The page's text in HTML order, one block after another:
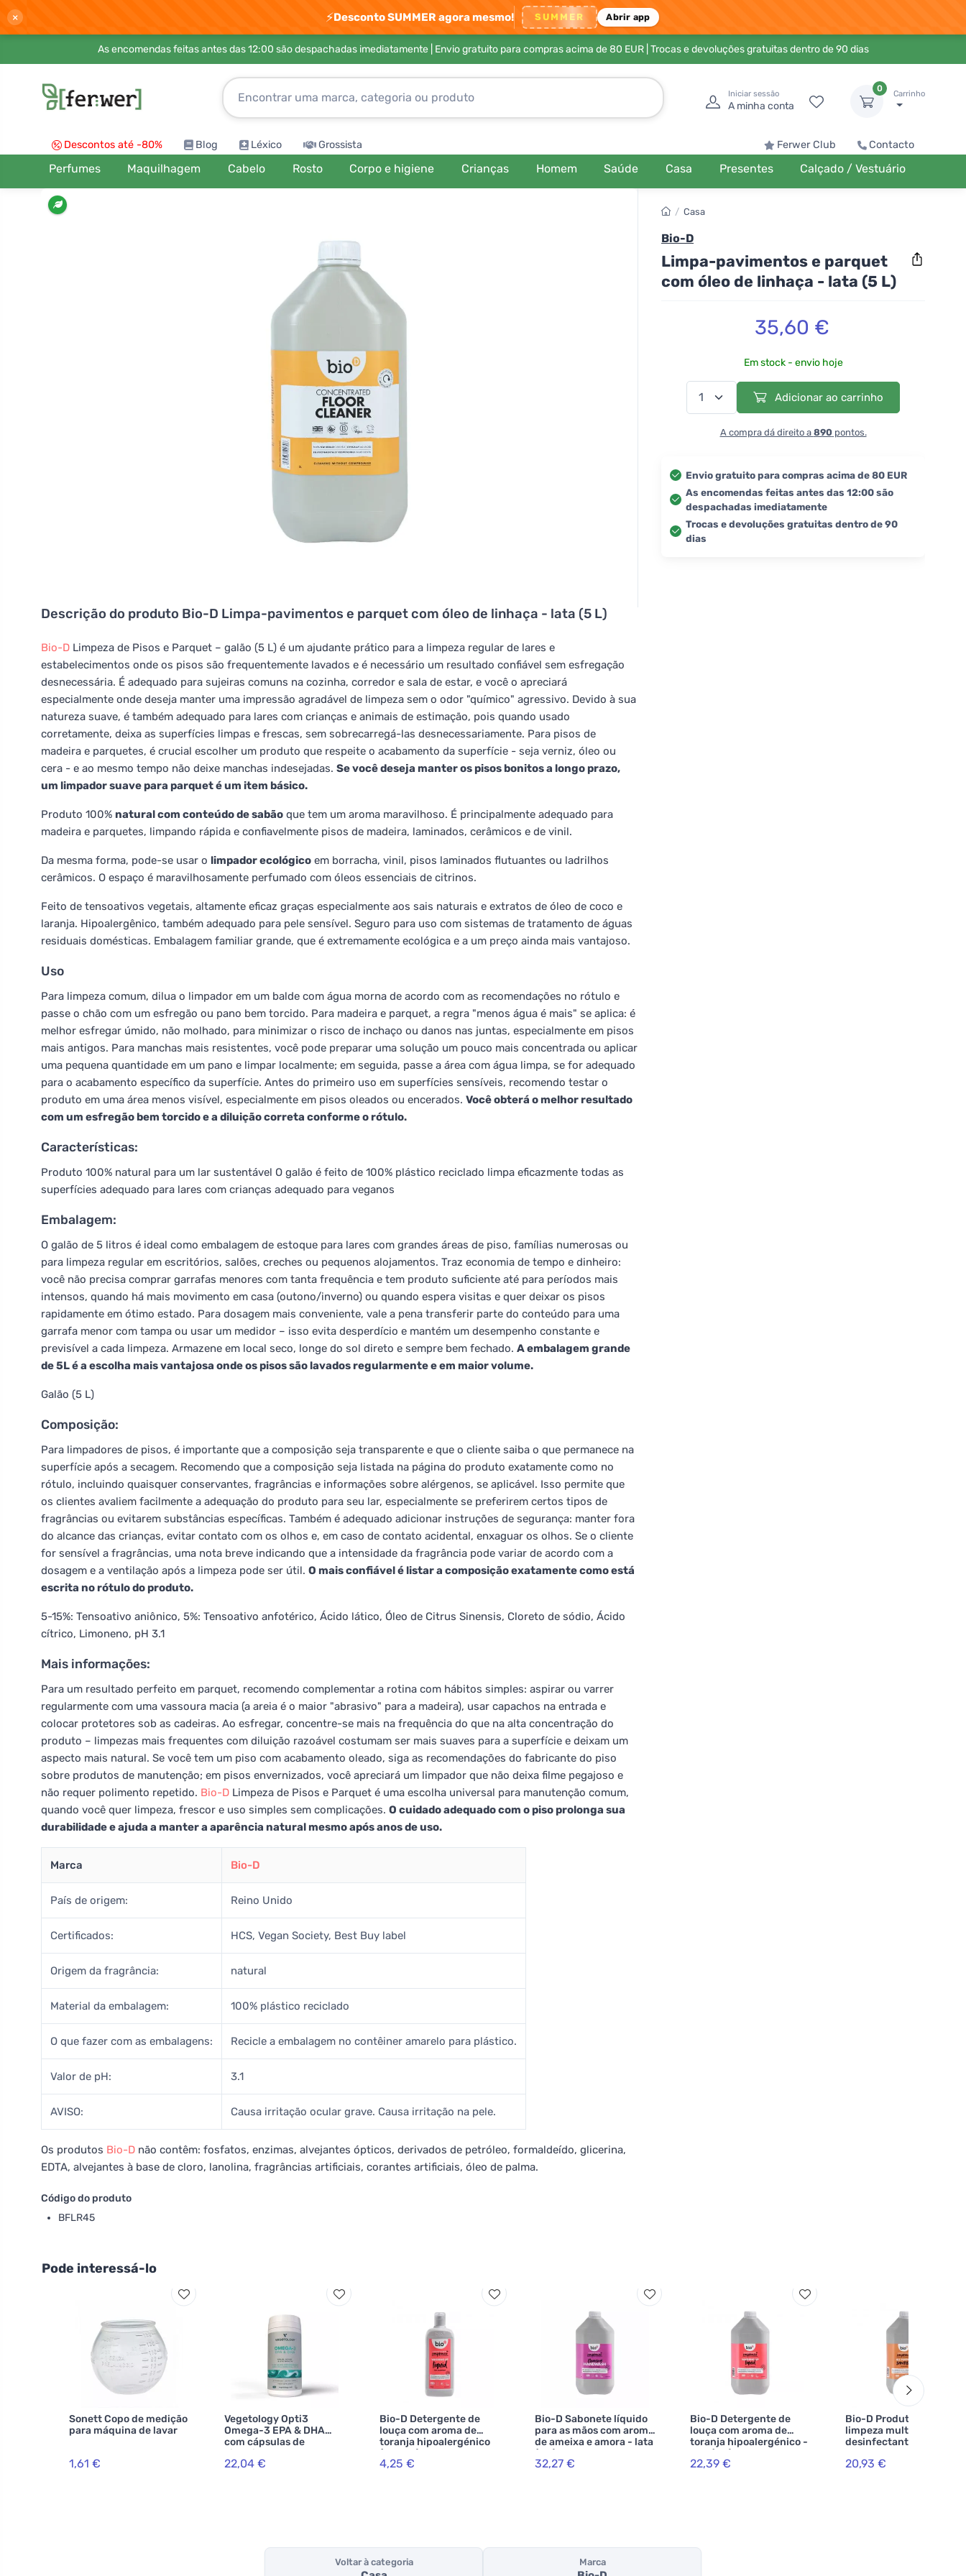
× ⚡Desconto SUMMER agora mesmo! SUMMER Abrir app
As encomendas feitas antes das 12:00 são despachadas imediatamente | Envio gratuito para compras acima de 80 EUR| Trocas e devoluções gratuitas dentro de 90 dias
Iniciar sessão
A minha conta
0
Carrinho
Descontos até -80% Blog Léxico Grossista Ferwer Club Contacto
Perfumes Maquilhagem Cabelo Rosto Corpo e higiene Crianças Homem Saúde Casa Presentes Calçado / Vestuário
Descrição do produto Bio-D Limpa-pavimentos e parquet com óleo de linhaça - lata (5 L)
Bio-D Limpeza de Pisos e Parquet – galão (5 L) é um ajudante prático para a limpeza regular de lares e
estabelecimentos onde os pisos são frequentemente lavados e é necessário um resultado confiável sem esfregação
desnecessária. É adequado para sujeiras comuns na cozinha, corredor e sala de estar, e você o apreciará
especialmente onde deseja manter uma impressão agradável de limpeza sem o odor "químico" agressivo. Devido à sua
natureza suave, é também adequado para lares com crianças e animais de estimação, pois quando usado
corretamente, deixa as superfícies limpas e frescas, sem sobrecarregá-las desnecessariamente. Para pisos de
madeira e parquetes, é crucial escolher um produto que respeite o acabamento da superfície - seja verniz, óleo ou
cera - e ao mesmo tempo não deixe manchas indesejadas. Se você deseja manter os pisos bonitos a longo prazo,
um limpador suave para parquet é um item básico.
Produto 100% natural com conteúdo de sabão que tem um aroma maravilhoso. É principalmente adequado para
madeira e parquetes, limpando rápida e confiavelmente pisos de madeira, laminados, cerâmicos e de vinil.
Da mesma forma, pode-se usar o limpador ecológico em borracha, vinil, pisos laminados flutuantes ou ladrilhos
cerâmicos. O espaço é maravilhosamente perfumado com óleos essenciais de citrinos.
Feito de tensoativos vegetais, altamente eficaz graças especialmente aos sais naturais e extratos de óleo de coco e
laranja. Hipoalergênico, também adequado para pele sensível. Seguro para uso com sistemas de tratamento de águas
residuais domésticas. Embalagem familiar grande, que é extremamente ecológica e a um preço ainda mais vantajoso.
Uso
Para limpeza comum, dilua o limpador em um balde com água morna de acordo com as recomendações no rótulo e
passe o chão com um esfregão ou pano bem torcido. Para madeira e parquet, a regra "menos água é mais" se aplica: é
melhor esfregar úmido, não molhado, para minimizar o risco de inchaço ou danos nas juntas, especialmente em pisos
mais antigos. Para manchas mais resistentes, você pode preparar uma solução um pouco mais concentrada ou aplicar
uma pequena quantidade em um pano e limpar localmente; em seguida, passe a área com água limpa, se for adequado
para o acabamento específico da superfície. Antes do primeiro uso em superfícies sensíveis, recomendo testar o
produto em uma área menos visível, especialmente em pisos oleados ou encerados. Você obterá o melhor resultado
com um esfregão bem torcido e a diluição correta conforme o rótulo.
Características:
Produto 100% natural para um lar sustentável O galão é feito de 100% plástico reciclado limpa eficazmente todas as
superfícies adequado para lares com crianças adequado para veganos
Embalagem:
O galão de 5 litros é ideal como embalagem de estoque para lares com grandes áreas de piso, famílias numerosas ou
para limpeza regular em escritórios, salões, creches ou pequenos alojamentos. Traz economia de tempo e dinheiro:
você não precisa comprar garrafas menores com tanta frequência e tem produto suficiente até para períodos mais
intensos, quando há mais movimento em casa (outono/inverno) ou quando espera visitas e quer deixar os pisos
rapidamente em ótimo estado. Para dosagem mais conveniente, vale a pena transferir parte do conteúdo para uma
garrafa menor com tampa ou usar um medidor – isso evita desperdício e mantém um desempenho constante e
previsível a cada limpeza. Armazene em local seco, longe do sol direto e sempre bem fechado. A embalagem grande
de 5L é a escolha mais vantajosa onde os pisos são lavados regularmente e em maior volume.
Galão (5 L)
Composição:
Para limpadores de pisos, é importante que a composição seja transparente e que o cliente saiba o que permanece na
superfície após a secagem. Recomendo que a composição seja listada na página do produto exatamente como no
rótulo, incluindo quaisquer conservantes, fragrâncias e informações sobre alérgenos, se aplicável. Isso permite que
os clientes avaliem facilmente a adequação do produto para seu lar, especialmente se preferirem certos tipos de
fragrâncias ou evitarem substâncias específicas. Também é adequado adicionar instruções de segurança: manter fora
do alcance das crianças, evitar contato com os olhos e, em caso de contato acidental, enxaguar os olhos. Se o cliente
for sensível a fragrâncias, uma nota breve indicando que a intensidade da fragrância pode variar de acordo com a
dosagem e a ventilação após a limpeza pode ser útil. O mais confiável é listar a composição exatamente como está
escrita no rótulo do produto.
5-15%: Tensoativo aniônico, 5%: Tensoativo anfotérico, Ácido lático, Óleo de Citrus Sinensis, Cloreto de sódio, Ácido
cítrico, Limoneno, pH 3.1
Mais informações:
Para um resultado perfeito em parquet, recomendo complementar a rotina com hábitos simples: aspirar ou varrer
regularmente com uma vassoura macia (a areia é o maior "abrasivo" para a madeira), usar capachos na entrada e
colocar protetores sob as cadeiras. Ao esfregar, concentre-se mais na frequência do que na alta concentração do
produto – limpezas mais frequentes com diluição razoável costumam ser mais suaves para a superfície e deixam um
aspecto mais natural. Se você tem um piso com acabamento oleado, siga as recomendações do fabricante do piso
sobre produtos de manutenção; em pisos envernizados, você apreciará um limpador que não deixa filme pegajoso e
não requer polimento repetido. Bio-D Limpeza de Pisos e Parquet é uma escolha universal para manutenção comum,
quando você quer limpeza, frescor e uso simples sem complicações. O cuidado adequado com o piso prolonga sua
durabilidade e ajuda a manter a aparência natural mesmo após anos de uso.
Marca Bio-D
País de origem: Reino Unido
Certificados: HCS, Vegan Society, Best Buy label
Origem da fragrância: natural
Material da embalagem: 100% plástico reciclado
O que fazer com as embalagens: Recicle a embalagem no contêiner amarelo para plástico.
Valor de pH: 3.1
AVISO: Causa irritação ocular grave. Causa irritação na pele.
Os produtos Bio-D não contêm: fosfatos, enzimas, alvejantes ópticos, derivados de petróleo, formaldeído, glicerina,
EDTA, alvejantes à base de cloro, lanolina, fragrâncias artificiais, corantes artificiais, óleo de palma.
Código do produto
BFLR45
/ Casa
Bio-D
Limpa-pavimentos e parquet
com óleo de linhaça - lata (5 L)
35,60 €
Em stock - envio hoje
Adicionar ao carrinho
A compra dá direito a 890pontos.
Envio gratuito para compras acima de 80 EUR
As encomendas feitas antes das 12:00 são
despachadas imediatamente
Trocas e devoluções gratuitas dentro de 90
dias
Pode interessá-lo
Sonett Copo de medição
para máquina de lavar
1,61 €
Vegetology Opti3
Omega-3 EPA & DHA
com cápsulas de
vitamina D 60
22,04 €
Bio-D Detergente de
louça com aroma de
toranja hipoalergénico
(750 ml)
4,25 €
Bio-D Sabonete líquido
para as mãos com aroma
de ameixa e amora - lata
(5 L)
32,27 €
Bio-D Detergente de
louça com aroma de
toranja hipoalergénico -
lata (5 L)
22,39 €
Bio-D Produto de
limpeza multiusos com
desinfectante com
recipiente (5 L)
20,93 €
Voltar à categoria Marca